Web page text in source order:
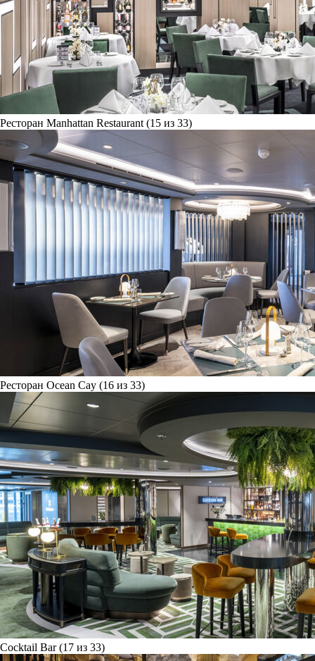
Ресторан Manhattan Restaurant (15 из 33)
Ресторан Ocean Cay (16 из 33)
Cocktail Bar (17 из 33)